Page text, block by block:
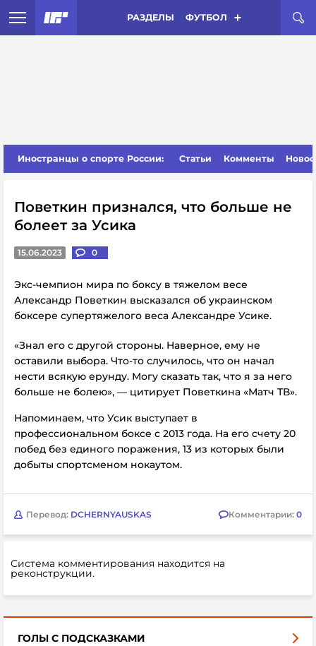
РАЗДЕЛЫ ФУТБОЛ
Иностранцы о спорте России: Статьи Комменты
Поветкин признался, что больше не
болеет за Усика
15.06.2023 0
Экс-чемпион мира по боксу в тяжелом весе
Александр Поветкин высказался об украинском
боксере супертяжелого веса Александре Усике.
«Знал его с другой стороны. Наверное, ему не
оставили выбора. Что-то случилось, что он начал
нести всякую ерунду. Могу сказать так, что я за него
больше не болею», — цитирует Поветкина «Матч ТВ».
Напоминаем, что Усик выступает в
профессиональном боксе с 2013 года. На его счету 20
побед без единого поражения, 13 из которых были
добыты спортсменом нокаутом.
Перевод: DCHERNYAUSKAS Комментарии: 0
Система комментирования находится на
реконструкции.
ГОЛЫ С ПОДСКАЗКАМИ